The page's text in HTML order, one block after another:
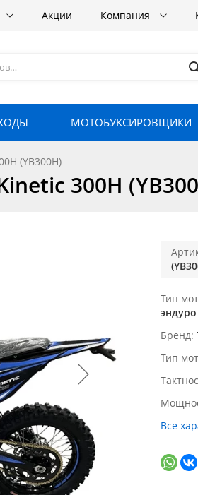
Акции Компания
МОТОБУКСИРОВЩИКИ
(YB300H)
300H
Тип
эндуро
Бренд
Тип
Все